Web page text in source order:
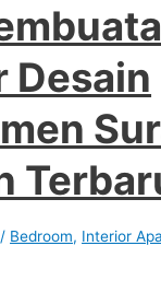
Desain
/ Bedroom, Interior